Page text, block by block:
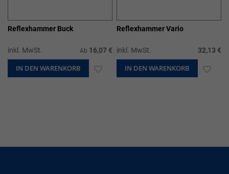
Reflexhammer Buck
inkl. MwSt. Ab 16,07 €
IN DEN WARENKORB ZUR
Reflexhammer Vario
inkl. MwSt. 32,13 €
IN DEN WARENKORB ZUR